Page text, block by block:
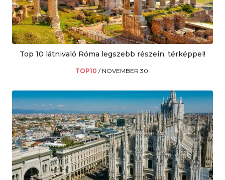
Top 10 látnivaló Róma legszebb részein, térképpel!
TOP10 / NOVEMBER 30.